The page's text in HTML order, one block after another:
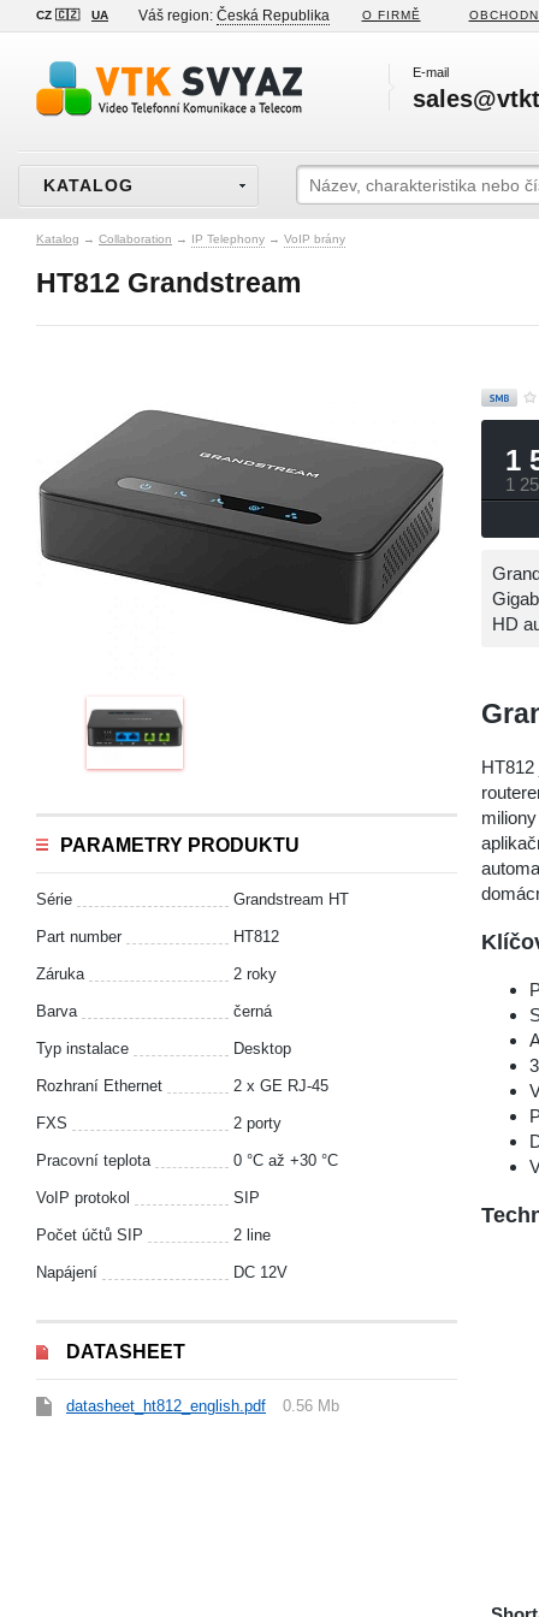
CZ 🇨🇿 UA Váš region: Česká Republika O FIRMĚ
E-mail
KATALOG
Katalog → Collaboration → IP Telephony → VoIP brány
HT812 Grandstream
PARAMETRY PRODUKTU
Série Grandstream HT
Part number HT812
Záruka 2 roky
Barva černá
Typ instalace Desktop
Rozhraní Ethernet 2 x GE RJ-45
FXS 2 porty
Pracovní teplota 0 °С až +30 °С
VoIP protokol SIP
Počet účtů SIP 2 line
Napájení DC 12V
DATASHEET
datasheet_ht812_english.pdf 0.56 Mb
1
1
HD